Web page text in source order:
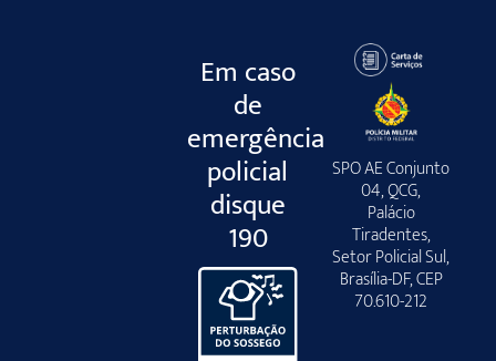
Em caso
de
emergência
policial
disque
190
SPO AE Conjunto
04, QCG,
Palácio
Tiradentes,
Setor Policial Sul,
Brasília-DF, CEP
70.610-212